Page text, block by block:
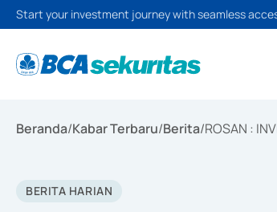
Start your investment journey with seamless
Beranda/Kabar Terbaru/Berita/ROSAN :
BERITA HARIAN